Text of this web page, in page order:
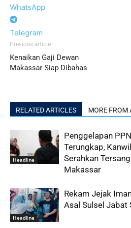
WhatsApp
Telegram
Previous article
Kenaikan Gaji Dewan
Makassar Siap Dibahas
RELATED ARTICLES MORE FROM
Headline
Penggelapan
Terungkap,
Serahkan
Makassar
Headline
Rekam Jejak
Asal Sulsel Jabat